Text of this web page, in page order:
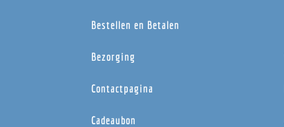
Bestellen en Betalen
Bezorging
Contactpagina
Cadeaubon